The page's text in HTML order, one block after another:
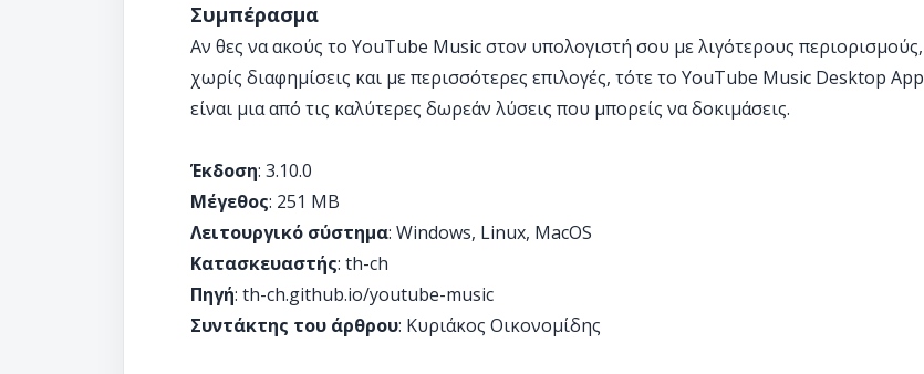
Συμπέρασμα
Αν θες να ακούς το YouTube Music στον υπολογιστή σου με λιγότερους περιορισμούς,
χωρίς διαφημίσεις και με περισσότερες επιλογές, τότε το YouTube Music Desktop App
είναι μια από τις καλύτερες δωρεάν λύσεις που μπορείς να δοκιμάσεις.
Έκδοση: 3.10.0
Μέγεθος: 251 MB
Λειτουργικό σύστημα: Windows, Linux, MacOS
Κατασκευαστής: th-ch
Πηγή: th-ch.github.io/youtube-music
Συντάκτης του άρθρου: Κυριάκος Οικονομίδης